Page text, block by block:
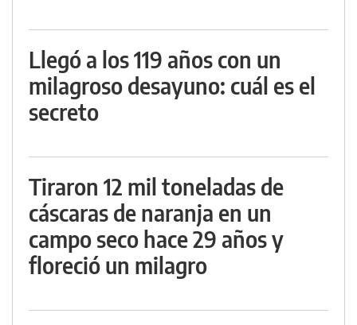
Llegó a los 119 años con un
milagroso desayuno: cuál es el
secreto
Tiraron 12 mil toneladas de
cáscaras de naranja en un
campo seco hace 29 años y
floreció un milagro